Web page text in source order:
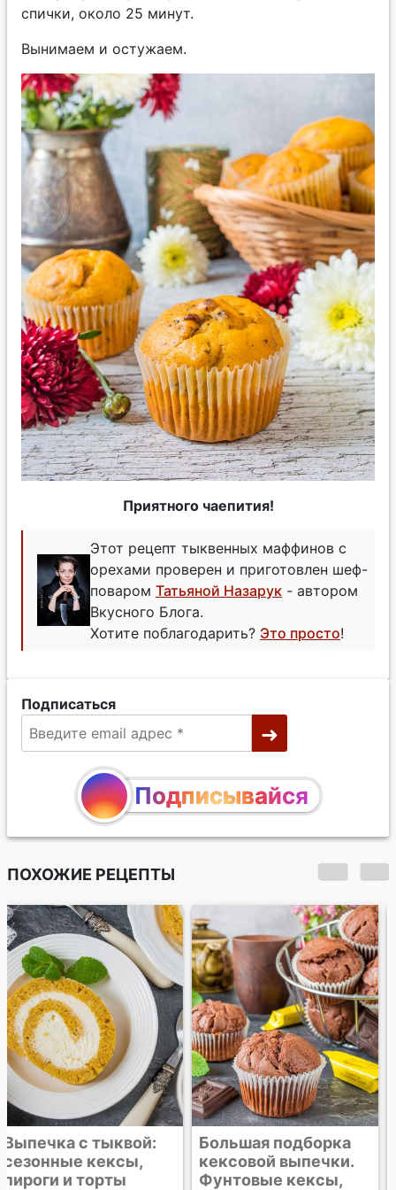
спички, около 25 минут.
Вынимаем и остужаем.
Приятного чаепития!
Этот рецепт тыквенных маффинов с
орехами проверен и приготовлен шеф-
поваром Татьяной Назарук - автором
Вкусного Блога.
Хотите поблагодарить? Это просто!
Подписаться
Подписывайся
ПОХОЖИЕ РЕЦЕПТЫ
Большая подборка
кексовой выпечки.
Фунтовые кексы,
Тыквенный пирог с
грецкими орехами